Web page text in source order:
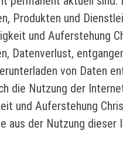
Produkten und
und Auferstehung
Datenverlust,
von Daten
die Nutzung der
und Auferstehung
aus der Nutzung